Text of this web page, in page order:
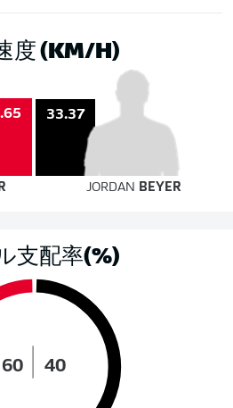
度 (KM/H)
33.37
JORDAN BEYER
支配率(%)
60 40